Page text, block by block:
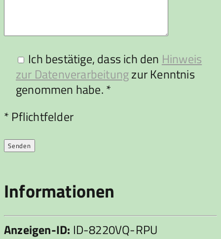
Ich bestätige, dass ich den Hinweis
zur Datenverarbeitungzur Kenntnis
genommen habe. *
Bitte lasse dieses Feld leer.
* Pflichtfelder
Informationen
Anzeigen-ID: ID-8220VQ-RPU